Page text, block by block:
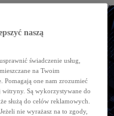
naszą
świadczenie usług,
na Twoim
one nam zrozumieć
witryny. Są wykorzystywane do
służą do celów reklamowych.
nie wyrażasz na to zgody,